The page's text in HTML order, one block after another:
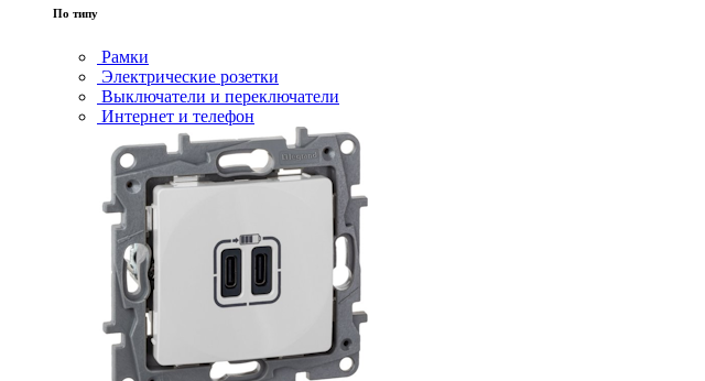
По типу
Рамки
Электрические розетки
Выключатели и переключатели
Интернет и телефон